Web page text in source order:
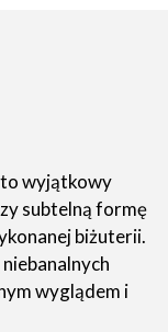
wyjątkowy
subtelną formę
biżuterii.
wyglądem i